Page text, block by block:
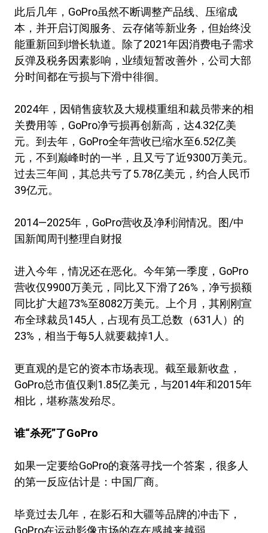
此后几年，GoPro虽然不断调整产品线、压缩成
本，并开启订阅服务、云存储等新业务，但始终没
能重新回到增长轨道。除了2021年因消费电子需求
反弹及税务因素影响，业绩短暂改善外，公司大部
分时间都在亏损与下滑中徘徊。
2024年，因销售疲软及大规模重组和裁员带来的相
关费用等，GoPro净亏损再创新高，达4.32亿美
元。到去年，GoPro全年营收已缩水至6.52亿美
元，不到巅峰时的一半，且又亏了近9300万美元。
过去三年间，其总共亏了5.78亿美元，约合人民币
39亿元。
2014—2025年，GoPro营收及净利润情况。图/中
国新闻周刊整理自财报
进入今年，情况还在恶化。今年第一季度，GoPro
营收仅9900万美元，同比又下滑了26%，净亏损额
同比扩大超73%至8082万美元。上个月，其刚刚宣
布全球裁员145人，占现有员工总数（631人）的
23%，相当于每5人就要裁掉1人。
更直观的是它的资本市场表现。截至最新收盘，
GoPro总市值仅剩1.85亿美元，与2014年和2015年
相比，堪称蒸发殆尽。
谁“杀死”了GoPro
如果一定要给GoPro的衰落寻找一个答案，很多人
的第一反应估计是：中国厂商。
毕竟过去几年，在影石和大疆等品牌的冲击下，
GoPro在运动影像市场的存在感越来越弱。